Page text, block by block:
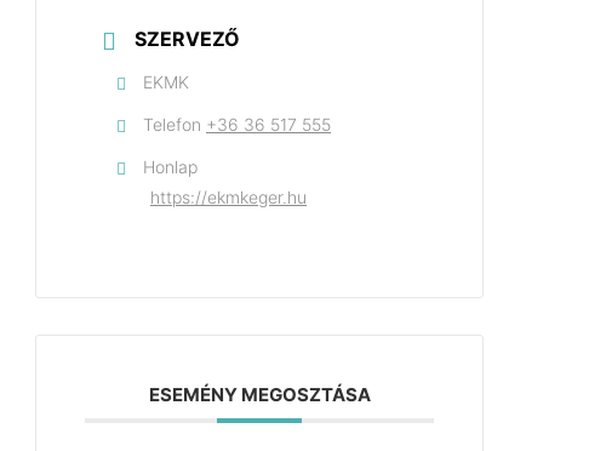
SZERVEZŐ
EKMK
Telefon +36 36 517 555
Honlap
https://ekmkeger.hu
ESEMÉNY MEGOSZTÁSA